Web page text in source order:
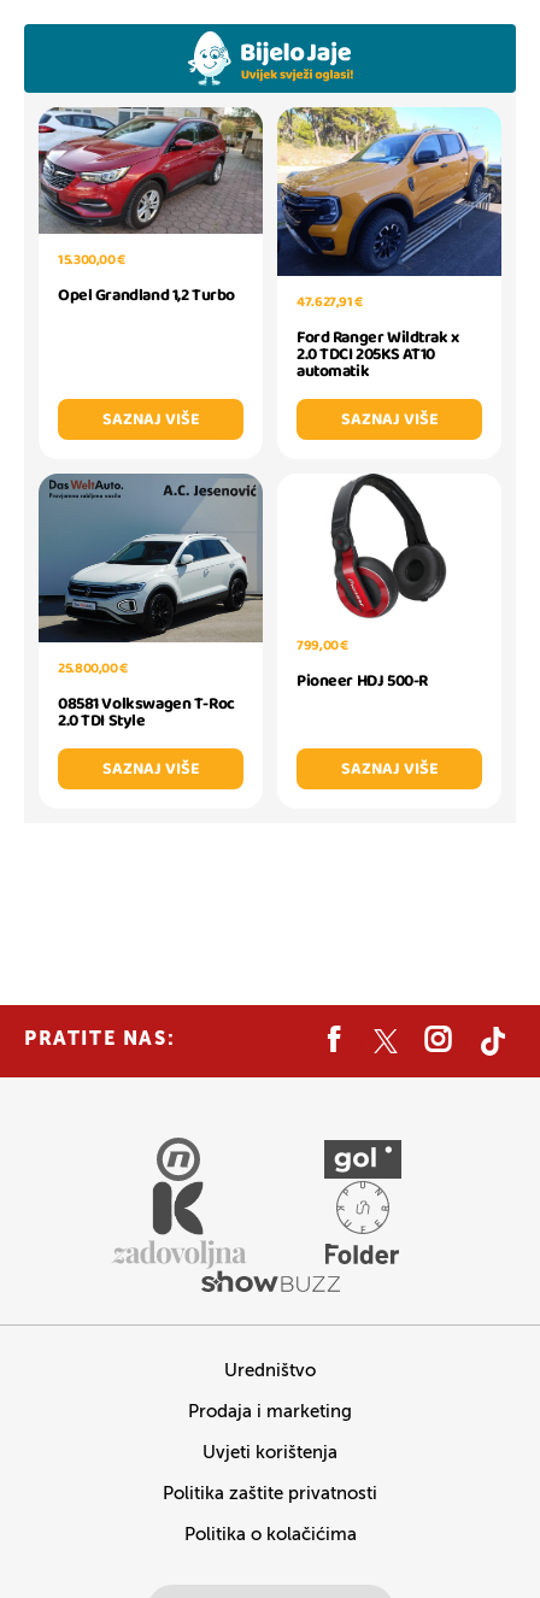
15.300,00 €
Opel Grandland 1,2 Turbo
SAZNAJ VIŠE
47.627,91 €
Ford Ranger Wildtrak x
2.0 TDCI 205KS AT10
automatik
SAZNAJ VIŠE
25.800,00 €
08581 Volkswagen T-Roc
2.0 TDI Style
SAZNAJ VIŠE
799,00 €
Pioneer HDJ 500-R
SAZNAJ VIŠE
PRATITE NAS:
Uredništvo
Prodaja i marketing
Uvjeti korištenja
Politika zaštite privatnosti
Politika o kolačićima